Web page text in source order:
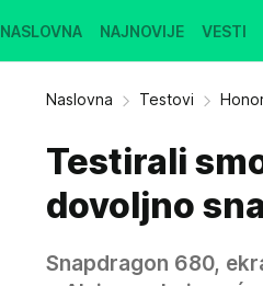
NASLOVNA NAJNOVIJE VESTI
Naslovna Testovi
Testirali
dovoljno
Snapdragon 680,